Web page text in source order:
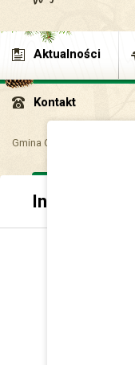
Aktualności
Kontakt
Gmina Czastary
Infrastruktura